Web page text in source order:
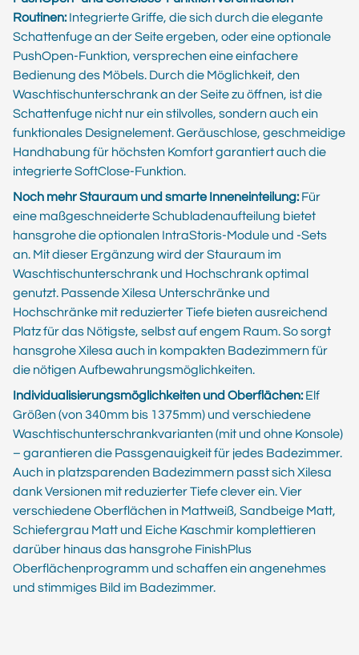
Routinen: Integrierte Griffe, die sich durch die elegante
Schattenfuge an der Seite ergeben, oder eine optionale
PushOpen-Funktion, versprechen eine einfachere
Bedienung des Möbels. Durch die Möglichkeit, den
Waschtischunterschrank an der Seite zu öffnen, ist die
Schattenfuge nicht nur ein stilvolles, sondern auch ein
funktionales Designelement. Geräuschlose, geschmeidige
Handhabung für höchsten Komfort garantiert auch die
integrierte SoftClose-Funktion.
Noch mehr Stauraum und smarte Inneneinteilung: Für
eine maßgeschneiderte Schubladenaufteilung bietet
hansgrohe die optionalen IntraStoris-Module und -Sets
an. Mit dieser Ergänzung wird der Stauraum im
Waschtischunterschrank und Hochschrank optimal
genutzt. Passende Xilesa Unterschränke und
Hochschränke mit reduzierter Tiefe bieten ausreichend
Platz für das Nötigste, selbst auf engem Raum. So sorgt
hansgrohe Xilesa auch in kompakten Badezimmern für
die nötigen Aufbewahrungsmöglichkeiten.
Individualisierungsmöglichkeiten und Oberflächen: Elf
Größen (von 340mm bis 1375mm) und verschiedene
Waschtischunterschrankvarianten (mit und ohne Konsole)
– garantieren die Passgenauigkeit für jedes Badezimmer.
Auch in platzsparenden Badezimmern passt sich Xilesa
dank Versionen mit reduzierter Tiefe clever ein. Vier
verschiedene Oberflächen in Mattweiß, Sandbeige Matt,
Schiefergrau Matt und Eiche Kaschmir komplettieren
darüber hinaus das hansgrohe FinishPlus
Oberflächenprogramm und schaffen ein angenehmes
und stimmiges Bild im Badezimmer.